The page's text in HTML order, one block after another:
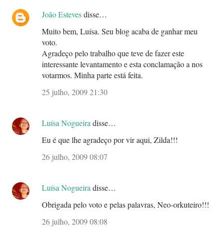
João Estevesdisse…
Muito bem, Luísa. Seu blog acaba de ganhar meu
voto.
Agradeço pelo trabalho que teve de fazer este
interessante levantamento e esta conclamação a nos
votarmos. Minha parte está feita.
25 julho, 2009 21:30
Luísa Nogueiradisse…
Eu é que lhe agradeço por vir aqui, Zilda!!!
26 julho, 2009 08:07
Luísa Nogueiradisse…
Obrigada pelo voto e pelas palavras, Neo-orkuteiro!!!
26 julho, 2009 08:08